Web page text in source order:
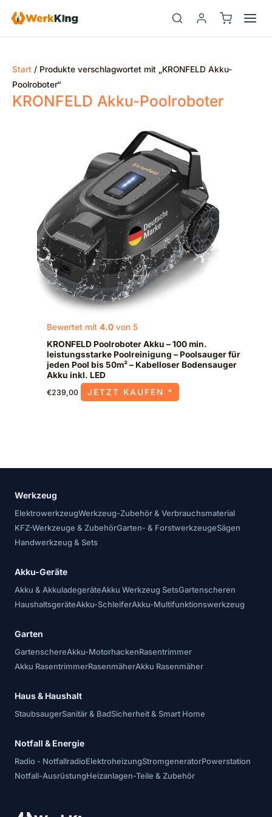
Inhalt
springen
Start / Produkte verschlagwortet mit „KRONFELD Akku-
Poolroboter“
KRONFELD Akku-Poolroboter
Bewertet mit4.0 von 5
KRONFELD Poolroboter Akku – 100 min.
leistungsstarke Poolreinigung – Poolsauger für
jeden Pool bis 50m² – Kabelloser Bodensauger
Akku inkl. LED
€239,00 JETZT KAUFEN *
Werkzeug
ElektrowerkzeugWerkzeug-Zubehör & Verbrauchsmaterial
KFZ-Werkzeuge & ZubehörGarten- & ForstwerkzeugeSägen
Handwerkzeug & Sets
Akku-Geräte
Akku & AkkuladegeräteAkku Werkzeug SetsGartenscheren
HaushaltsgeräteAkku-SchleiferAkku-Multifunktionswerkzeug
Garten
GartenschereAkku-MotorhackenRasentrimmer
Akku RasentrimmerRasenmäherAkku Rasenmäher
Haus & Haushalt
StaubsaugerSanitär & BadSicherheit & Smart Home
Notfall & Energie
Radio - NotfallradioElektroheizungStromgeneratorPowerstation
Notfall-AusrüstungHeizanlagen-Teile & Zubehör